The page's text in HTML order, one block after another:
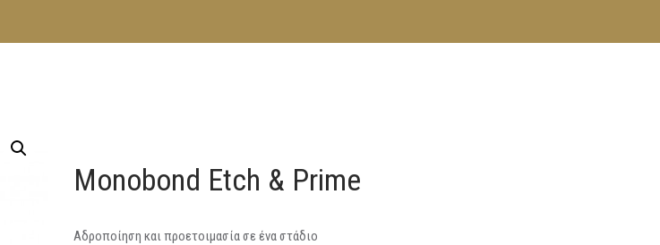
Monobond Etch & Prime
Αδροποίηση και προετοιμασία σε ένα στάδιο